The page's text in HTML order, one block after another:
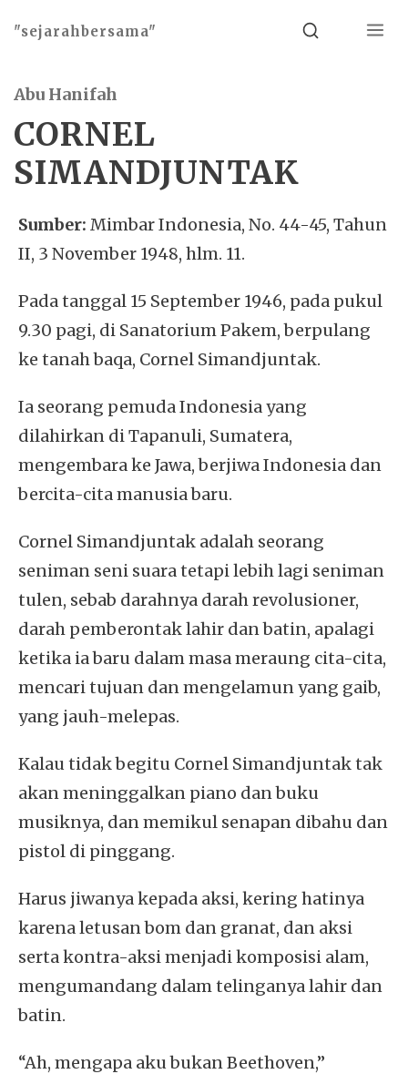
"sejarahbersama" Search Menu
Abu Hanifah
CORNEL
SIMANDJUNTAK
Sumber: Mimbar Indonesia, No. 44-45, Tahun
II, 3 November 1948, hlm. 11.
Pada tanggal 15 September 1946, pada pukul
9.30 pagi, di Sanatorium Pakem, berpulang
ke tanah baqa, Cornel Simandjuntak.
Ia seorang pemuda Indonesia yang
dilahirkan di Tapanuli, Sumatera,
mengembara ke Jawa, berjiwa Indonesia dan
bercita-cita manusia baru.
Cornel Simandjuntak adalah seorang
seniman seni suara tetapi lebih lagi seniman
tulen, sebab darahnya darah revolusioner,
darah pemberontak lahir dan batin, apalagi
ketika ia baru dalam masa meraung cita-cita,
mencari tujuan dan mengelamun yang gaib,
yang jauh-melepas.
Kalau tidak begitu Cornel Simandjuntak tak
akan meninggalkan piano dan buku
musiknya, dan memikul senapan dibahu dan
pistol di pinggang.
Harus jiwanya kepada aksi, kering hatinya
karena letusan bom dan granat, dan aksi
serta kontra-aksi menjadi komposisi alam,
mengumandang dalam telinganya lahir dan
batin.
“Ah, mengapa aku bukan Beethoven,”